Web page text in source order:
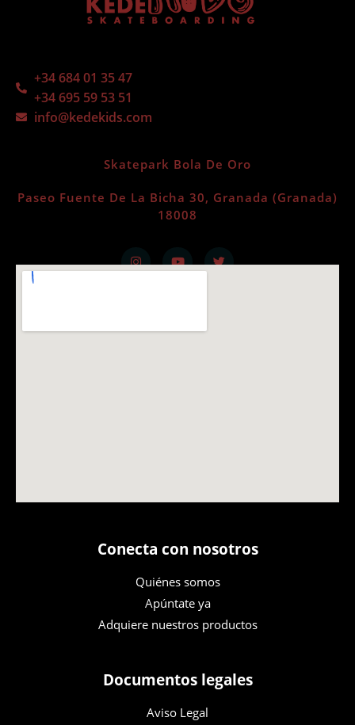
+34 684 01 35 47
+34 695 59 53 51
info@kedekids.com
Skatepark Bola De Oro
Paseo Fuente De La Bicha 30, Granada (Granada)
18008
Conecta con nosotros
Quiénes somos
Apúntate ya
Adquiere nuestros productos
Documentos legales
Aviso Legal